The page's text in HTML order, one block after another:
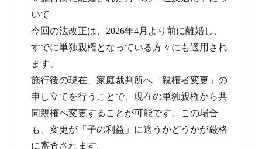
いて
今回の法改正は、2026年4月より前に離婚し、
すでに単独親権となっている方々にも適用され
ます。
施行後の現在、家庭裁判所へ「親権者変更」の
申し立てを行うことで、現在の単独親権から共
同親権へ変更することが可能です。この場合
も、変更が「子の利益」に適うかどうかが厳格
に審査されます。